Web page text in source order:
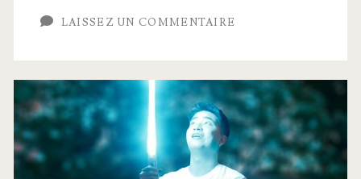
LAISSEZ UN COMMENTAIRE